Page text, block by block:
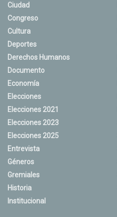
Ciudad
Congreso
Cultura
Deportes
Derechos Humanos
Documento
Economía
Elecciones
Elecciones 2021
Elecciones 2023
Elecciones 2025
Entrevista
Géneros
Gremiales
Historia
Institucional